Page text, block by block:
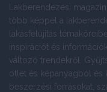
Lakberendezési
több képpel a
lakásfelújítás
inspirációt és
változó trendekről.
ötlet és képanyagból és
beszerzési forrásokat,